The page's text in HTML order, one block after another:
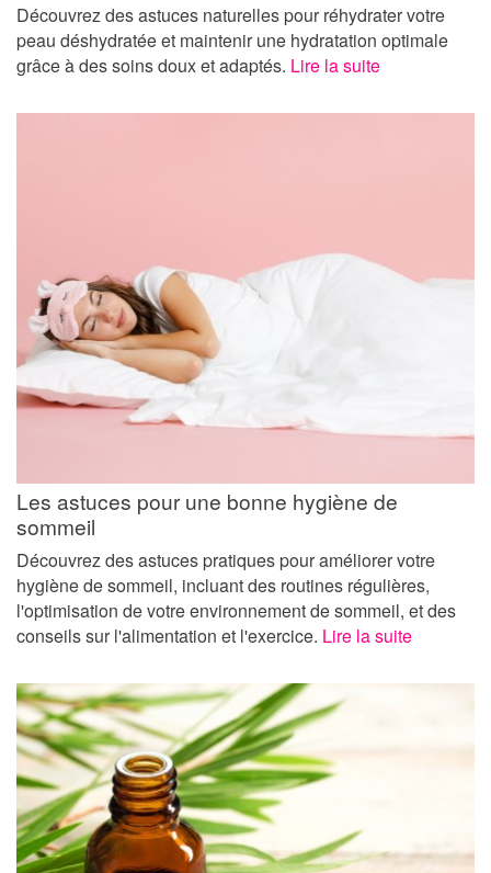
Découvrez des astuces naturelles pour réhydrater votre
peau déshydratée et maintenir une hydratation optimale
grâce à des soins doux et adaptés. Lire la suite
Les astuces pour une bonne hygiène de
sommeil
Découvrez des astuces pratiques pour améliorer votre
hygiène de sommeil, incluant des routines régulières,
l'optimisation de votre environnement de sommeil, et des
conseils sur l'alimentation et l'exercice. Lire la suite